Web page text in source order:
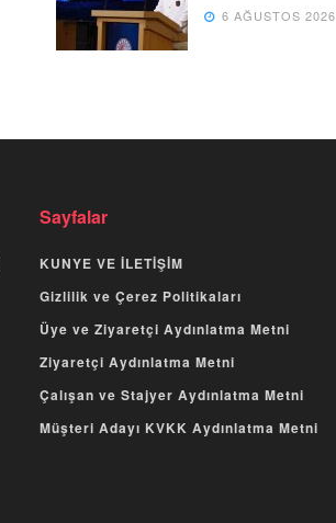
6 AĞUSTOS 2026
Sayfalar
KUNYE VE İLETİŞİM
Gizlilik ve Çerez Politikaları
Üye ve Ziyaretçi Aydınlatma Metni
Ziyaretçi Aydınlatma Metni
Çalışan ve Stajyer Aydınlatma Metni
Müşteri Adayı KVKK Aydınlatma Metni